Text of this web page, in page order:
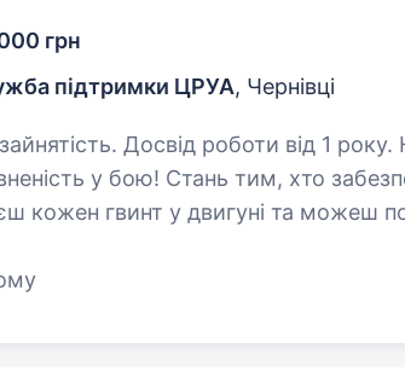
грн
підтримки ЦРУА, Чернівці
Досвід роботи від 1 року. Надійний двигун —
у бою! Стань тим, хто
кожен гвинт у двигуні та можеш